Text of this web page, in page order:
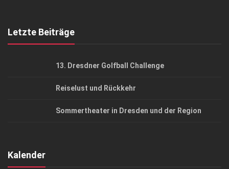
Letzte Beiträge
13. Dresdner Golfball Challenge
Reiselust und Rückkehr
Sommertheater in Dresden und der Region
Kalender